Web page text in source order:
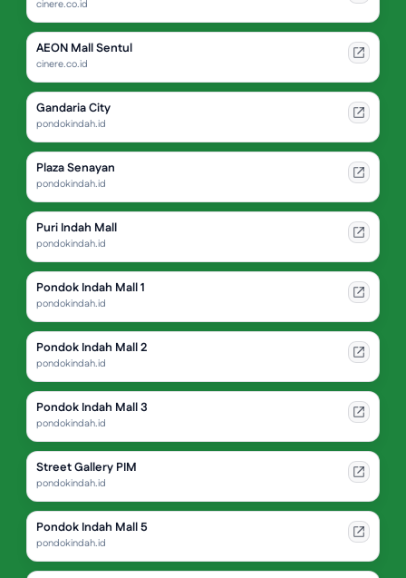
cinere.co.id
AEON Mall Sentul
cinere.co.id
Gandaria City
pondokindah.id
Plaza Senayan
pondokindah.id
Puri Indah Mall
pondokindah.id
Pondok Indah Mall 1
pondokindah.id
Pondok Indah Mall 2
pondokindah.id
Pondok Indah Mall 3
pondokindah.id
Street Gallery PIM
pondokindah.id
Pondok Indah Mall 5
pondokindah.id